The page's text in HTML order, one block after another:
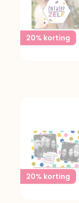
20% korting
20% korting